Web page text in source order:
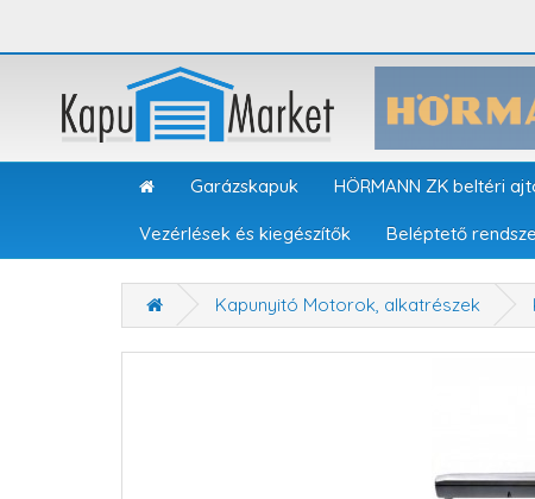
Garázskapuk HÖRMANN ZK beltéri
Vezérlések és kiegészítők Beléptető
Kapunyitó Motorok, alkatrészek